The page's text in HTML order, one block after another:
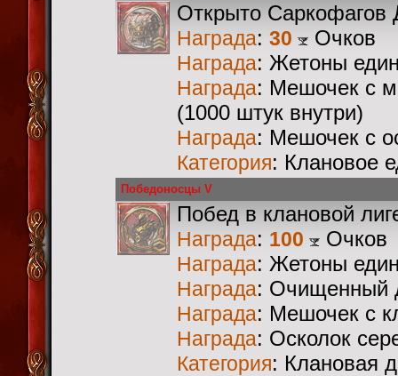
Открыто Саркофагов
Награда: 30 Очков
Награда: Жетоны
Награда: Мешочек с
(1000 штук внутри)
Награда: Мешочек с
Категория: Клановое
Победоносцы V
Побед в клановой
Награда: 100 Очков
Награда: Жетоны
Награда: Очищенный
Награда: Мешочек с
Награда: Осколок
Категория: Клановая